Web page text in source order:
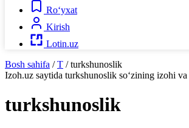
Ro‘yxat
Kirish
Lotin.uz
Bosh sahifa / T / turkshunoslik
Izoh.uz saytida turkshunoslik so‘zining izohi va
turkshunoslik